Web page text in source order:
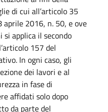
di cui all’articolo 35
2016, n. 50, e ove
applica il secondo
157 del
In ogni caso, gli
dei lavori e al
in fase di
affidati solo dopo
da parte del